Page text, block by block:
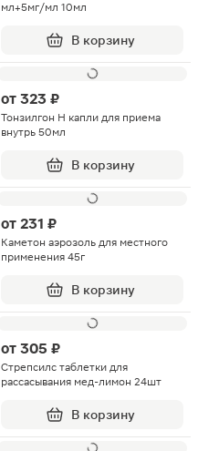
мл+5мг/мл 10мл
В корзину
от 323 ₽
Тонзилгон Н капли для приема
внутрь 50мл
В корзину
от 231 ₽
Каметон аэрозоль для местного
применения 45г
В корзину
от 305 ₽
Стрепсилс таблетки для
рассасывания мед-лимон 24шт
В корзину